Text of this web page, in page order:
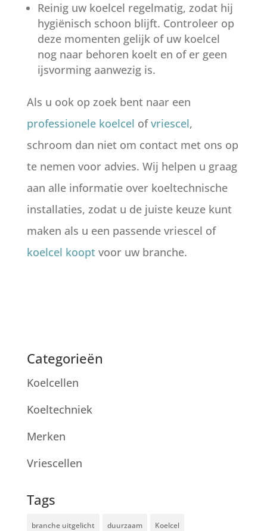
Reinig uw koelcel regelmatig, zodat hij
hygiënisch schoon blijft. Controleer op
deze momenten gelijk of uw koelcel
nog naar behoren koelt en of er geen
ijsvorming aanwezig is.
Als u ook op zoek bent naar een
professionele koelcel ofvriescel,
schroom dan niet om contact met ons op
te nemen voor advies. Wij helpen u graag
aan alle informatie over koeltechnische
installaties, zodat u de juiste keuze kunt
maken als u een passende vriescel of
koelcel kooptvoor uw branche.
Categorieën
Koelcellen
Koeltechniek
Merken
Vriescellen
Tags
branche uitgelicht duurzaam Koelcel